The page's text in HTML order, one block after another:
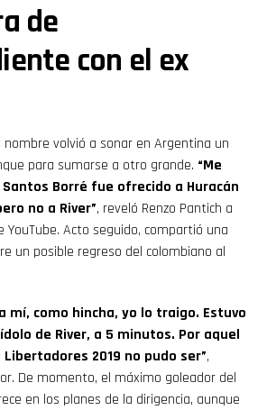
de
con el ex
volvió a sonar en Argentina un
para sumarse a otro grande. “Me
Borré fue ofrecido a Huracán
no a River”, reveló Renzo Pantich a
YouTube. Acto seguido, compartió una
un posible regreso del colombiano al
mí, como hincha, yo lo traigo. Estuvo
de River, a 5 minutos. Por aquel
2019 no pudo ser”,
De momento, el máximo goleador del
en los planes de la dirigencia, aunque